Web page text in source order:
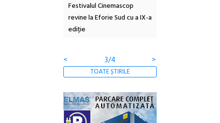
Festivalul Cinemascop
revine la Eforie Sud cu a IX-a
ediție
<
3/4 >
TOATE ȘTIRILE